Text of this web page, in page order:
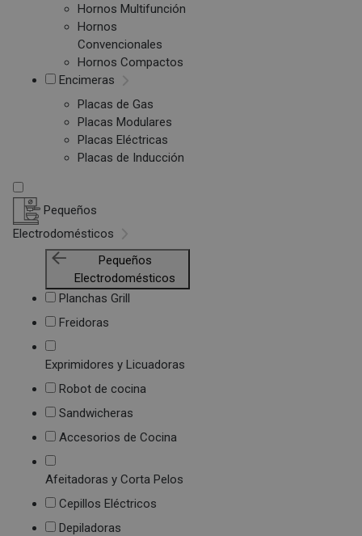
Hornos Multifunción
Hornos
Convencionales
Hornos Compactos
Encimeras
Placas de Gas
Placas Modulares
Placas Eléctricas
Placas de Inducción
Pequeños
Electrodomésticos
Pequeños
Electrodomésticos
Planchas Grill
Freidoras
Exprimidores y Licuadoras
Robot de cocina
Sandwicheras
Accesorios de Cocina
Afeitadoras y Corta Pelos
Cepillos Eléctricos
Depiladoras